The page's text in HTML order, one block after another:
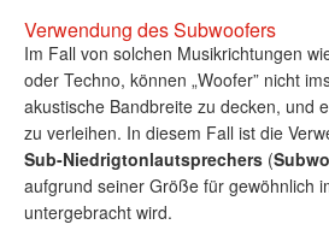
Verwendung des Subwoofers
Im Fall von solchen Musikrichtungen
oder Techno, können „Woofer” nicht
akustische Bandbreite zu decken, und
zu verleihen. In diesem Fall ist die
Sub-Niedrigtonlautsprechers (
aufgrund seiner Größe für gewöhnlich
untergebracht wird.